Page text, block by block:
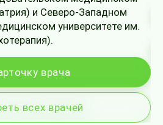
и Северо-Западном
университете им.
врача
всех врачей